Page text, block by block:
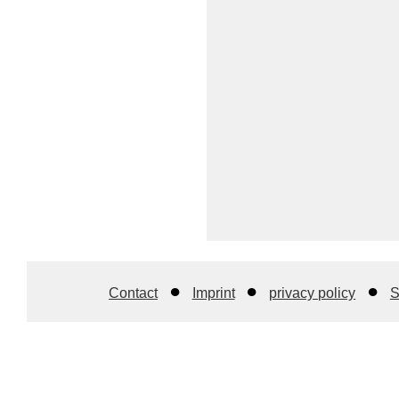
Contact Imprint privacy policy